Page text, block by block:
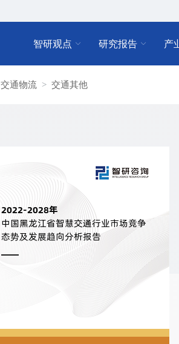
智研观点 研究报告 产
交通物流 交通其他